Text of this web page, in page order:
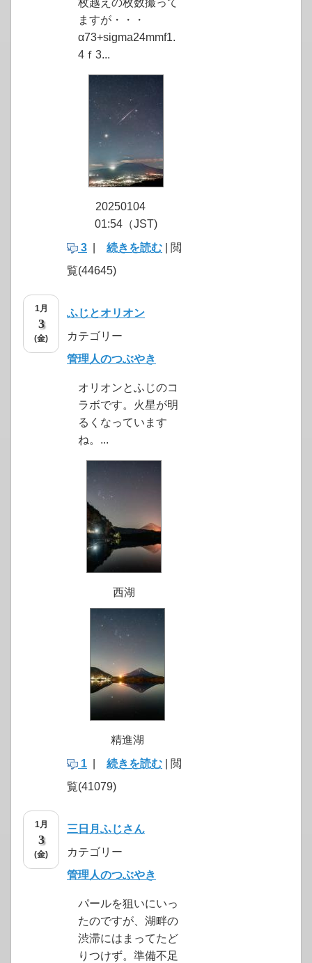
枚越えの枚数撮って
ますが・・・
α73+sigma24mmf1.
4ｆ3...
20250104
01:54（JST)
3
続きを読む | 閲
覧(44645)
1月
3
(金)
ふじとオリオン
カテゴリー
管理人のつぶやき
オリオンとふじのコ
ラボです。火星が明
るくなっています
ね。...
西湖
精進湖
1
続きを読む | 閲
覧(41079)
1月
3
(金)
三日月ふじさん
カテゴリー
管理人のつぶやき
パールを狙いにいっ
たのですが、湖畔の
渋滞にはまってたど
りつけず。準備不足